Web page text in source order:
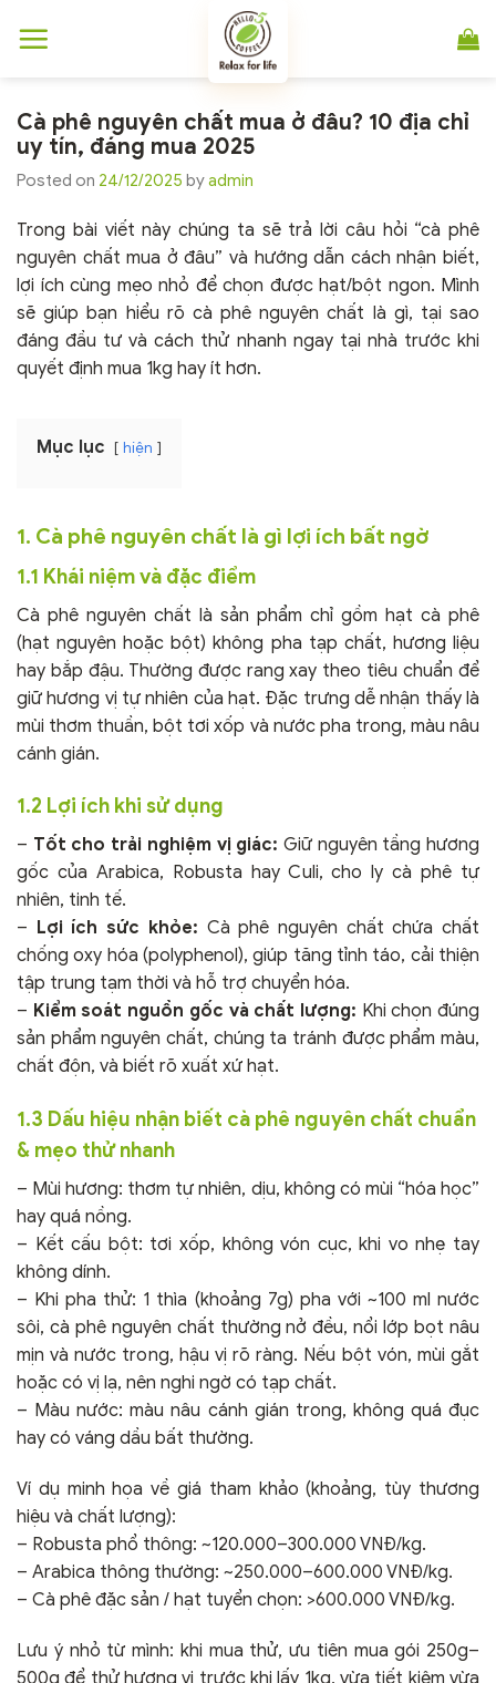
đến
Cà phê nguyên chất mua ở đâu? 10 địa chỉ
uy tín, đáng mua 2025
Posted on 24/12/2025 byadmin
Trong bài viết này chúng ta sẽ trả lời câu hỏi “cà phê
nguyên chất mua ở đâu” và hướng dẫn cách nhận biết,
lợi ích cùng mẹo nhỏ để chọn được hạt/bột ngon. Mình
sẽ giúp bạn hiểu rõ cà phê nguyên chất là gì, tại sao
đáng đầu tư và cách thử nhanh ngay tại nhà trước khi
quyết định mua 1kg hay ít hơn.
Mục lục hiện
1. Cà phê nguyên chất là gì lợi ích bất ngờ
1.1 Khái niệm và đặc điểm
Cà phê nguyên chất là sản phẩm chỉ gồm hạt cà phê
(hạt nguyên hoặc bột) không pha tạp chất, hương liệu
hay bắp đậu. Thường được rang xay theo tiêu chuẩn để
giữ hương vị tự nhiên của hạt. Đặc trưng dễ nhận thấy là
mùi thơm thuần, bột tơi xốp và nước pha trong, màu nâu
cánh gián.
1.2 Lợi ích khi sử dụng
– Tốt cho trải nghiệm vị giác: Giữ nguyên tầng hương
gốc của Arabica, Robusta hay Culi, cho ly cà phê tự
nhiên, tinh tế.
– Lợi ích sức khỏe: Cà phê nguyên chất chứa chất
chống oxy hóa (polyphenol), giúp tăng tỉnh táo, cải thiện
tập trung tạm thời và hỗ trợ chuyển hóa.
– Kiểm soát nguồn gốc và chất lượng: Khi chọn đúng
sản phẩm nguyên chất, chúng ta tránh được phẩm màu,
chất độn, và biết rõ xuất xứ hạt.
1.3 Dấu hiệu nhận biết cà phê nguyên chất chuẩn
& mẹo thử nhanh
– Mùi hương: thơm tự nhiên, dịu, không có mùi “hóa học”
hay quá nồng.
– Kết cấu bột: tơi xốp, không vón cục, khi vo nhẹ tay
không dính.
– Khi pha thử: 1 thìa (khoảng 7g) pha với ~100 ml nước
sôi, cà phê nguyên chất thường nở đều, nổi lớp bọt nâu
mịn và nước trong, hậu vị rõ ràng. Nếu bột vón, mùi gắt
hoặc có vị lạ, nên nghi ngờ có tạp chất.
– Màu nước: màu nâu cánh gián trong, không quá đục
hay có váng dầu bất thường.
Ví dụ minh họa về giá tham khảo (khoảng, tùy thương
hiệu và chất lượng):
– Robusta phổ thông: ~120.000–300.000 VNĐ/kg.
– Arabica thông thường: ~250.000–600.000 VNĐ/kg.
– Cà phê đặc sản / hạt tuyển chọn: >600.000 VNĐ/kg.
Lưu ý nhỏ từ mình: khi mua thử, ưu tiên mua gói 250g–
500g để thử hương vị trước khi lấy 1kg, vừa tiết kiệm vừa